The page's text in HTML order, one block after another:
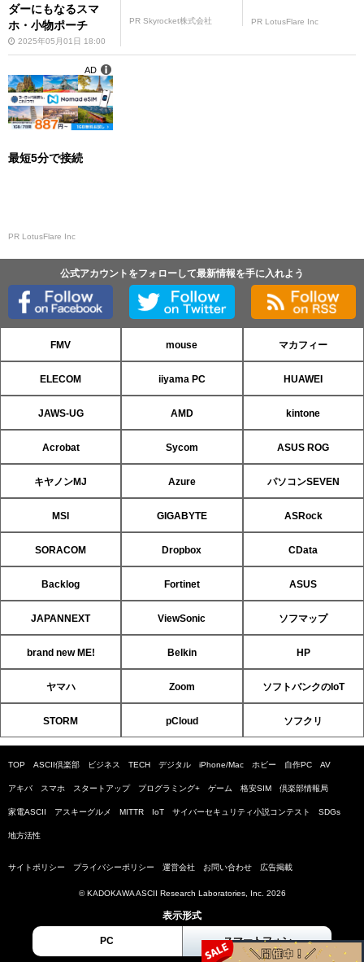
ダーにもなるスマ
ホ・小物ポーチ
2025年05月01日 18:00
PR Skyrocket株式会社 PR LotusFlare Inc
最短5分で接続
PR LotusFlare Inc
AD
公式アカウントをフォローして最新情報を手に入れよう
FMV mouse マカフィー
ELECOM iiyama PC HUAWEI
JAWS-UG AMD kintone
Acrobat Sycom ASUS ROG
キヤノンMJ Azure パソコンSEVEN
MSI GIGABYTE ASRock
SORACOM Dropbox CData
Backlog Fortinet ASUS
JAPANNEXT ViewSonic ソフマップ
brand new ME! Belkin HP
ヤマハ Zoom ソフトバンクのIoT
STORM pCloud ソフクリ
TOP ASCII倶楽部 ビジネス TECH デジタル iPhone/Mac ホビー 自作PC AV
アキバ スマホ スタートアップ プログラミング+ ゲーム 格安SIM 倶楽部情報局
家電ASCII アスキーグルメ MITTR IoT サイバーセキュリティ小説コンテスト SDGs
地方活性
サイトポリシー プライバシーポリシー 運営会社 お問い合わせ 広告掲載
© KADOKAWA ASCII Research Laboratories, Inc. 2026
表示形式
PC スマートフォン